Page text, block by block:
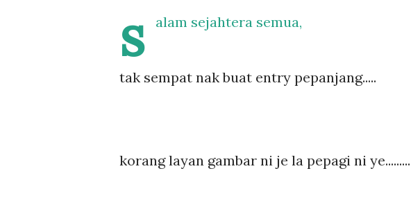
s alam sejahtera semua,
tak sempat nak buat entry pepanjang.....
korang layan gambar ni je la pepagi ni ye.........